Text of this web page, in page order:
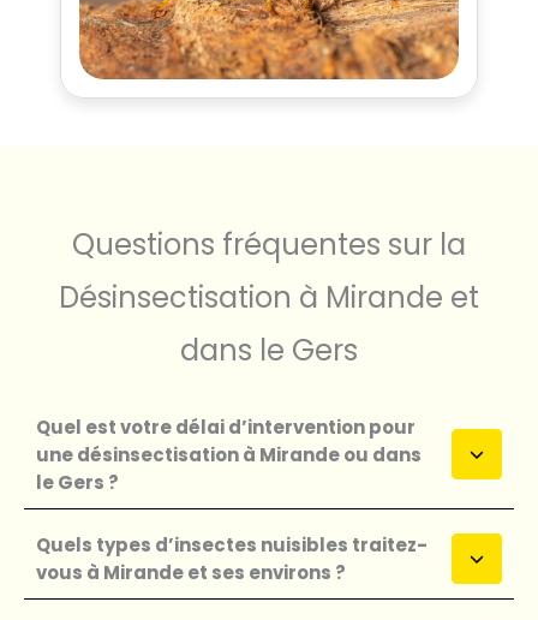
Questions fréquentes sur la
Désinsectisation à Mirande et
dans le Gers
Quel est votre délai d’intervention pour
une désinsectisation à Mirande ou dans
le Gers ?
Quels types d’insectes nuisibles traitez-
vous à Mirande et ses environs ?